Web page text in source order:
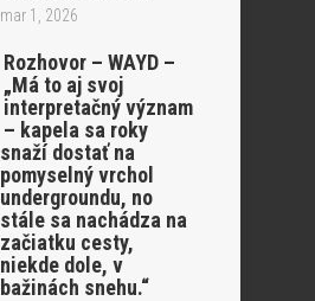
mar 1, 2026
Rozhovor – WAYD –
„Má to aj svoj
interpretačný význam
– kapela sa roky
snaží dostať na
pomyselný vrchol
undergroundu, no
stále sa nachádza na
začiatku cesty,
niekde dole, v
bažinách snehu.“